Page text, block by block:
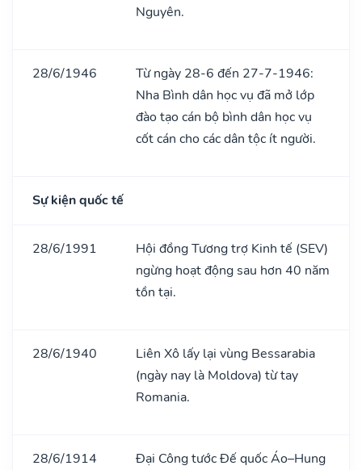
Nguyên.
28/6/1946
Từ ngày 28-6 đến 27-7-1946:
Nha Bình dân học vụ đã mở lớp
đào tạo cán bộ bình dân học vụ
cốt cán cho các dân tộc ít người.
Sự kiện quốc tế
28/6/1991
Hội đồng Tương trợ Kinh tế (SEV)
ngừng hoạt động sau hơn 40 năm
tồn tại.
28/6/1940
Liên Xô lấy lại vùng Bessarabia
(ngày nay là Moldova) từ tay
Romania.
28/6/1914
Đại Công tước Đế quốc Áo–Hung